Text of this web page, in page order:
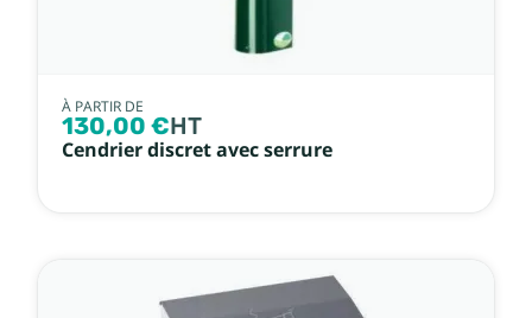
À PARTIR DE
130,00 €HT
Cendrier discret avec serrure